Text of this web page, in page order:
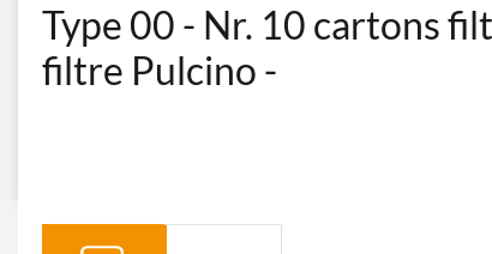
Type 00 - Nr. 10 cartons
filtre Pulcino -